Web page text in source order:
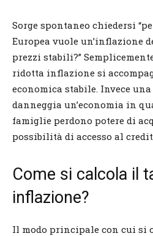
Sorge spontaneo chiedersi
Europea vuole un’inflazione
prezzi stabili?”
ridotta inflazione si
economica stabile. Invece
danneggia un’economia in
famiglie perdono potere di
possibilità di accesso al
Come si calcola il
inflazione?
Il modo principale con cui si